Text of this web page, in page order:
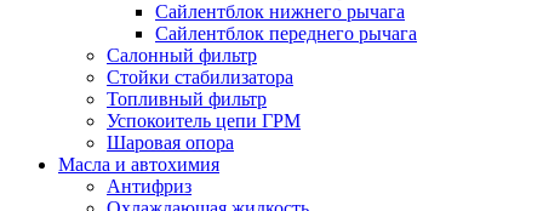
Сайлентблок нижнего рычага
Сайлентблок переднего рычага
Салонный фильтр
Стойки стабилизатора
Топливный фильтр
Успокоитель цепи ГРМ
Шаровая опора
Масла и автохимия
Антифриз